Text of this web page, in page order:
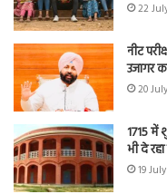
22
नीट
उजागर
20
1715 में
भी दे रहा
19